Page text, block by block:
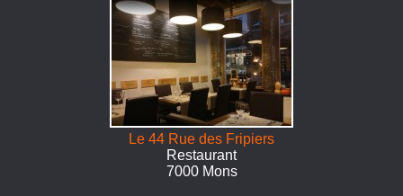
Le 44 Rue des Fripiers
Restaurant
7000 Mons